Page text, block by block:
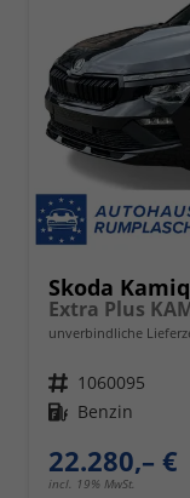
Skoda Kamiq
unverbindliche
Fahrzeugnr. 1060095
Kraftstoff Benzin
22.280,– €
incl. 19% MwSt.